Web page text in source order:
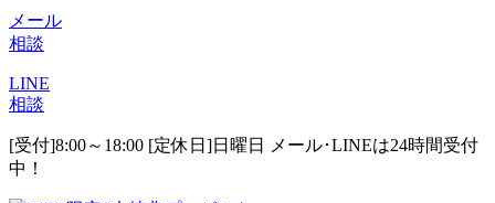
メール
相談
LINE
相談
[受付]8:00～18:00 [定休日]日曜日
メール･LINEは24時間受付
中！